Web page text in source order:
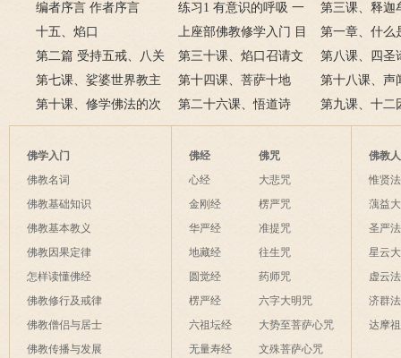
指要
编者序言 作者序言
练习1 有意识的呼吸 一
正念观身
第三课、释迦
(二)
十五、焰口
上座部佛教修学入门 目
录
第一章、什么
三节、佛教的
第二篇 受持五戒、八关
斋戒、菩萨戒
第三十课、焰口召请文
(宋·苏轼)
第八课、四圣
第七课、娑婆世界教主
释迦牟尼佛
第十四课、菩萨十地
第十八课、声
第十课、修学佛法的次
第
第二十六课、悟道诗 第九课、十二
佛学入门
佛教名词
佛教基础知识
佛教基本教义
佛教因果定律
怎样读懂佛经
佛教修行及戒律
佛教僧侣与居士
佛教传播与发展
佛经
心经
金刚经
华严经
地藏经
圆觉经
楞严经
六祖坛经
无量寿经
佛咒
大悲咒
楞严咒
准提咒
往生咒
药师咒
六字大明咒
大势至菩萨心咒
文殊菩萨心咒
佛教
惟贤
蕅益
圣严
星云
虚云
济群
达摩